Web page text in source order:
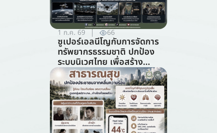
1 ก.ค. 69 66
ซูเปอร์เอลนีโญกับการจัดการ
ทรัพยากรธรรมชาติ ปกป้อง
ระบบนิเวศไทย เพื่อสร้าง
ภูมิคุ้มกันต่อวิกฤตภูมิอากาศ
(สาขาการจัดการ
ทรัพยากรธรรมชาติ)